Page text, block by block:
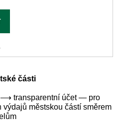
části
⟶ transparentní účet — pro
výdajů městskou částí směrem